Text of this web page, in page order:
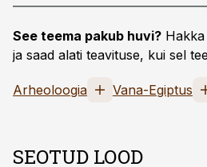
See teema pakub huvi?
ja saad alati teavituse, kui sel
Arheoloogia Vana-Egiptus
SEOTUD LOOD